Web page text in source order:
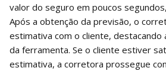
valor do seguro em poucos
Após a obtenção da previsão, o
estimativa com o cliente, destacando
da ferramenta. Se o cliente estiver
estimativa, a corretora prossegue